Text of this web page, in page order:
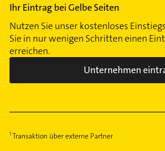
Ihr Eintrag bei Gelbe Seiten
Nutzen Sie unser kostenloses
Sie in nur wenigen Schritten einen
erreichen.
Unternehmen
Transaktion über externe Partner